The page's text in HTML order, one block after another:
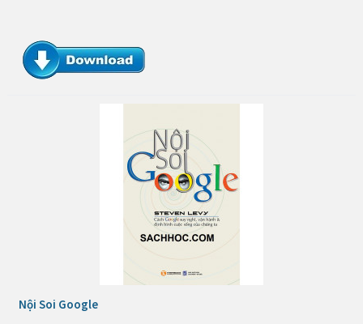
Nội Soi Google